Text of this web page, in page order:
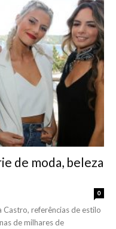
de moda, beleza
0
Castro, referências de estilo
de milhares de